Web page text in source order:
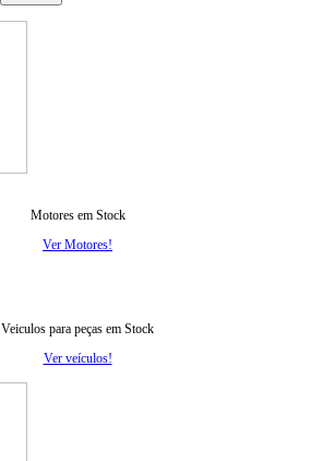
Motores em Stock
Ver Motores!
Veiculos para peças em Stock
Ver veículos!